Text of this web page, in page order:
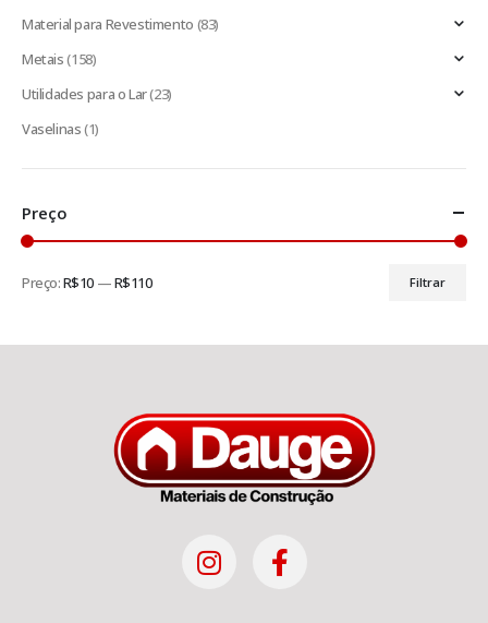
Material para Revestimento (83)
Metais(158)
Utilidades para o Lar(23)
Vaselinas(1)
Preço
Filtrar
Preço:R$10 —R$110